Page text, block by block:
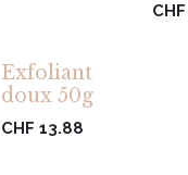
CHF
Exfoliant
doux 50g
CHF 13.88